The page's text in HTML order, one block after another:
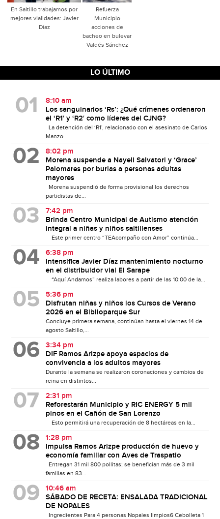
En Saltillo trabajamos por
mejores vialidades: Javier
Díaz
Refuerza
Municipio
acciones de
bacheo en bulevar
Valdés Sánchez
LO ÚLTIMO
8:10 am
Los sanguinarios ‘Rs’: ¿Qué crímenes ordenaron
el ‘R1′ y ‘R2′ como líderes del CJNG?
La detención del ‘R1’, relacionado con el asesinato de Carlos
Manzo...
8:02 pm
Morena suspende a Nayeli Salvatori y ‘Grace’
Palomares por burlas a personas adultas
mayores
Morena suspendió de forma provisional los derechos
partidistas de...
7:42 pm
Brinda Centro Municipal de Autismo atención
integral a niñas y niños saltillenses
Este primer centro “TEAcompaño con Amor” continúa...
6:38 pm
Intensifica Javier Díaz mantenimiento nocturno
en el distribuidor vial El Sarape
“Aquí Andamos” realiza labores a partir de las 10:00 de la...
5:36 pm
Disfrutan niñas y niños los Cursos de Verano
2026 en el Biblioparque Sur
Concluye primera semana, continúan hasta el viernes 14 de
agosto Saltillo,...
3:34 pm
DIF Ramos Arizpe apoya espacios de
convivencia a los adultos mayores
Durante la semana se realizaron coronaciones y cambios de
reina en distintos...
2:31 pm
Reforestarán Municipio y RIC ENERGY 5 mil
pinos en el Cañón de San Lorenzo
Esto permitirá una recuperación de 8 hectáreas en la...
1:28 pm
Impulsa Ramos Arizpe producción de huevo y
economía familiar con Aves de Traspatio
Entregan 31 mil 800 pollitas; se benefician más de 3 mil
familias en 83...
10:46 am
SÁBADO DE RECETA: ENSALADA TRADICIONAL
DE NOPALES
Ingredientes Para 4 personas Nopales limpios6 Cebolleta 1